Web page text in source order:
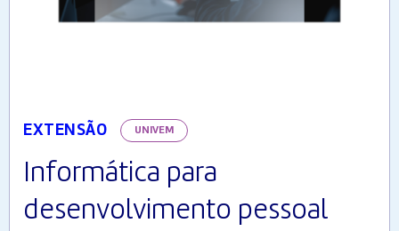
EXTENSÃO UNIVEM
Informática para
desenvolvimento pessoal